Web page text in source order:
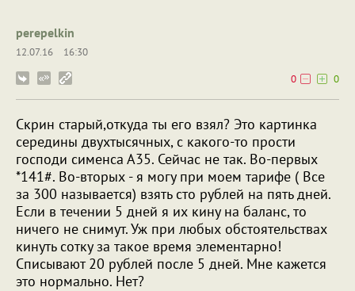
perepelkin
12.07.16
16:30
0
0
Скрин старый,откуда ты его взял? Это картинка
середины двухтысячных, с какого-то прости
господи сименса А35. Сейчас не так. Во-первых
*141#. Во-вторых - я могу при моем тарифе ( Все
за 300 называется) взять сто рублей на пять дней.
Если в течении 5 дней я их кину на баланс, то
ничего не снимут. Уж при любых обстоятельствах
кинуть сотку за такое время элементарно!
Списывают 20 рублей после 5 дней. Мне кажется
это нормально. Нет?